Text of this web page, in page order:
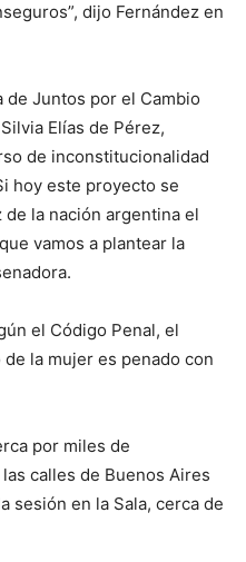
dijo Fernández en
de Juntos por el Cambio
Elías de Pérez,
de inconstitucionalidad
hoy este proyecto se
la nación argentina el
vamos a plantear la
el Código Penal, el
la mujer es penado con
por miles de
calles de Buenos Aires
sesión en la Sala, cerca de